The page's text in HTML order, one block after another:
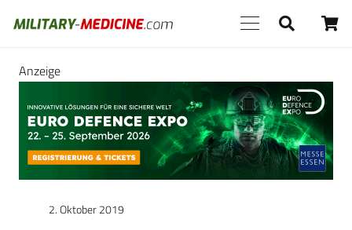
Anzeige
2. Oktober 2019